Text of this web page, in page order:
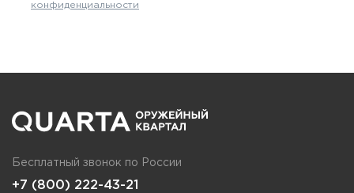
конфиденциальности
Бесплатный звонок по России
+7 (800) 222-43-21